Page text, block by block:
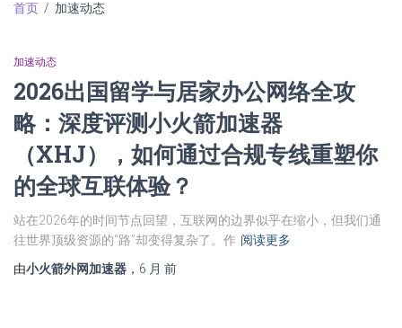
首页 / 加速动态
加速动态
2026出国留学与居家办公网络全攻
略：深度评测小火箭加速器
（XHJ），如何通过合规专线重塑你
的全球互联体验？
站在2026年的时间节点回望，互联网的边界似乎在缩小，但我们通
往世界顶级资源的“路”却变得复杂了。作 阅读更多
由小火箭外网加速器 ， 6 月 前